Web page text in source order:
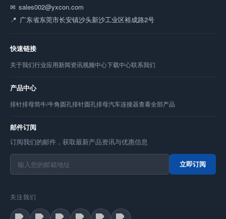
sales002@yxcon.com
广东省东莞市长安镇沙头新沙工业区裕成路2号
快速链接
关于我们行业应用新闻资讯视频中心下载中心联系我们
产品中心
排针排母简牛/牛角圆孔排针圆孔排母汽车连接器查看全部产品
邮件订阅
订阅我们的邮件，获取最新产品资讯与优惠信息
立即订阅
关注我们